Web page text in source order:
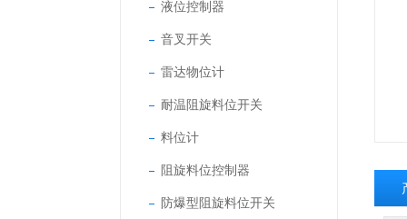
液位控制器
音叉开关
雷达物位计
耐温阻旋料位开关
料位计
阻旋料位控制器
防爆型阻旋料位开关